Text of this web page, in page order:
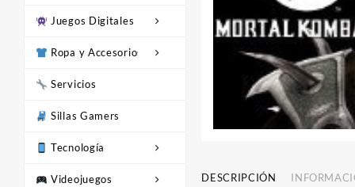
Juegos Digitales
Ropa y Accesorios
Servicios
Sillas Gamers
Tecnología
Videojuegos DESCRIPCIÓN